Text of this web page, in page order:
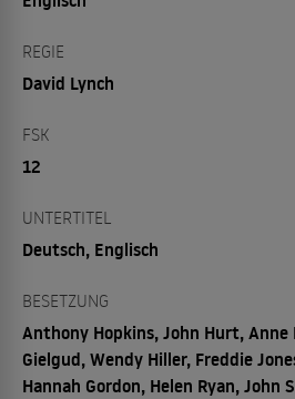
REGIE
David Lynch
FSK
12
UNTERTITEL
Deutsch, Englisch
BESETZUNG
Anthony Hopkins, John Hurt, Anne
Gielgud, Wendy Hiller, Freddie
Hannah Gordon, Helen Ryan, John